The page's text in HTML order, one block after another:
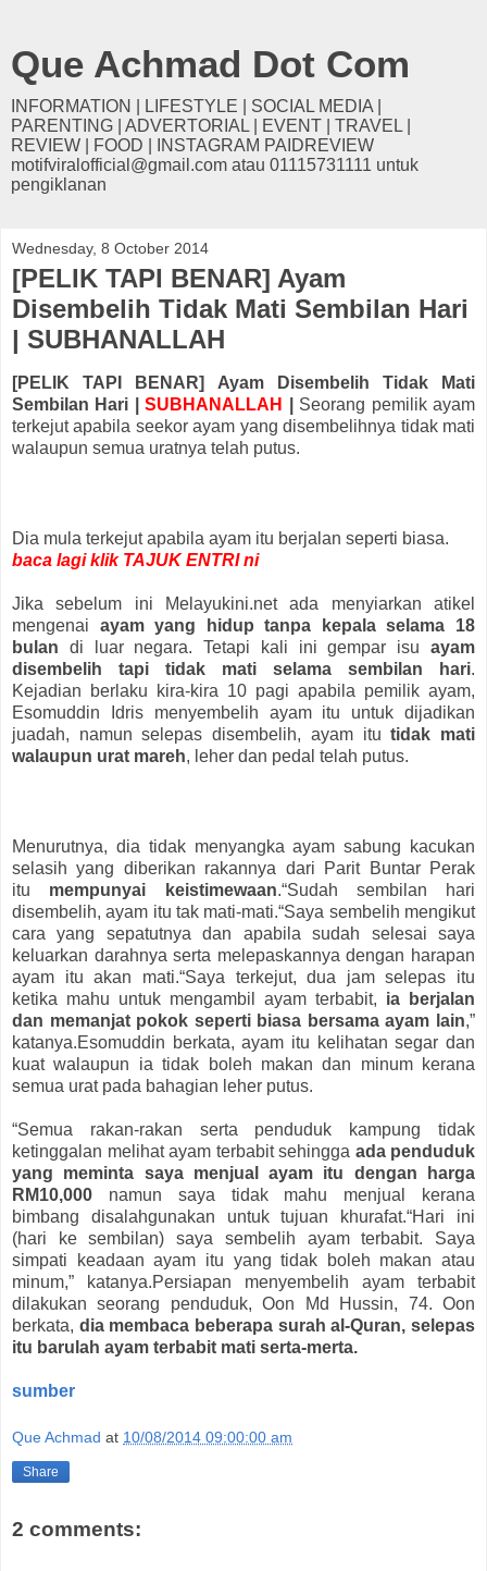
Que Achmad Dot Com
INFORMATION | LIFESTYLE | SOCIAL MEDIA |
PARENTING | ADVERTORIAL | EVENT | TRAVEL |
REVIEW | FOOD | INSTAGRAM PAIDREVIEW
motifviralofficial@gmail.com atau 01115731111 untuk
pengiklanan
Wednesday, 8 October 2014
[PELIK TAPI BENAR] Ayam
Disembelih Tidak Mati Sembilan Hari
| SUBHANALLAH
[PELIK TAPI BENAR] Ayam Disembelih Tidak Mati
Sembilan Hari |SUBHANALLAH
Seorang pemilik ayam
terkejut apabila seekor ayam yang disembelihnya tidak mati
walaupun semua uratnya telah putus.
Dia mula terkejut apabila ayam itu berjalan seperti biasa.
baca lagi klik TAJUK ENTRI ni
Jika sebelum ini Melayukini.net ada menyiarkan atikel
mengenai ayam yang hidup tanpa kepala selama 18
bulan di luar negara. Tetapi kali ini gempar isuayam
disembelih tapi tidak mati selama sembilan hari.
Kejadian berlaku kira-kira 10 pagi apabila pemilik ayam,
Esomuddin Idris menyembelih ayam itu untuk dijadikan
juadah, namun selepas disembelih, ayam itutidak mati
walaupun urat mareh, leher dan pedal telah putus.
Menurutnya, dia tidak menyangka ayam sabung kacukan
selasih yang diberikan rakannya dari Parit Buntar Perak
itu mempunyai keistimewaan.“Sudah sembilan hari
disembelih, ayam itu tak mati-mati.“Saya sembelih mengikut
cara yang sepatutnya dan apabila sudah selesai saya
keluarkan darahnya serta melepaskannya dengan harapan
ayam itu akan mati.“Saya terkejut, dua jam selepas itu
ketika mahu untuk mengambil ayam terbabit, ia berjalan
dan memanjat pokok seperti biasa bersama ayam lain,”
katanya.Esomuddin berkata, ayam itu kelihatan segar dan
kuat walaupun ia tidak boleh makan dan minum kerana
semua urat pada bahagian leher putus.
“Semua rakan-rakan serta penduduk kampung tidak
ketinggalan melihat ayam terbabit sehingga ada penduduk
yang meminta saya menjual ayam itu dengan harga
RM10,000 namun saya tidak mahu menjual kerana
bimbang disalahgunakan untuk tujuan khurafat.“Hari ini
(hari ke sembilan) saya sembelih ayam terbabit. Saya
simpati keadaan ayam itu yang tidak boleh makan atau
minum,” katanya.Persiapan menyembelih ayam terbabit
dilakukan seorang penduduk, Oon Md Hussin, 74. Oon
berkata, dia membaca beberapa surah al-Quran, selepas
itu barulah ayam terbabit mati serta-merta.
sumber
Que Achmad at 10/08/2014 09:00:00 am
Share
2 comments: